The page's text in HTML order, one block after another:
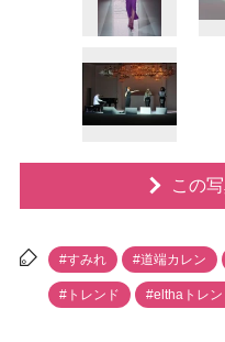
この
#すみれ #道端カレン
#トレンド #elthaトレン